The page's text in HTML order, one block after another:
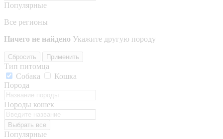
Популярные
Все регионы
Ничего не найдено Укажите другую породу
Сбросить Применить
Тип питомца
Собака
Кошка
Порода
Породы кошек
Выбрать все
Популярные